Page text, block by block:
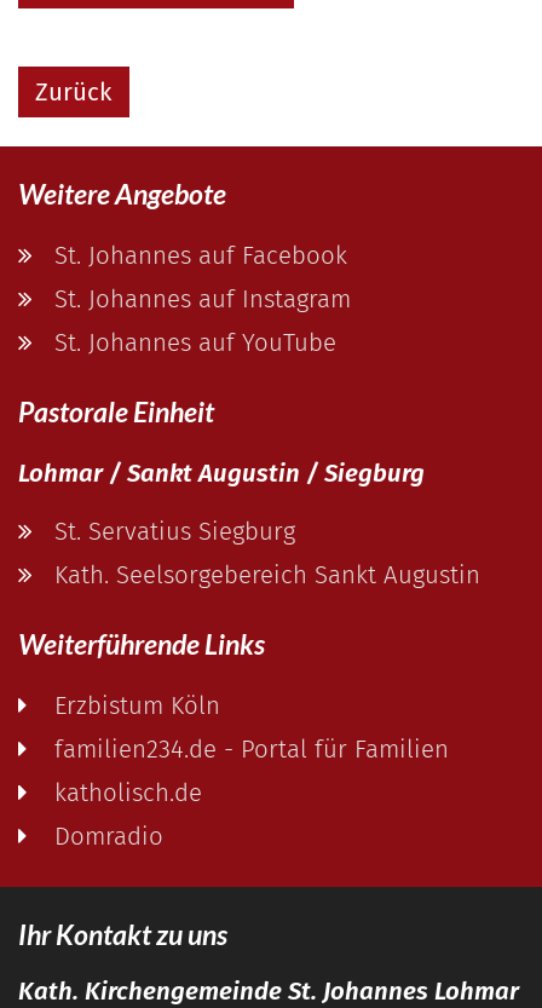
Zurück
Weitere Angebote
St. Johannes auf Facebook
St. Johannes auf Instagram
St. Johannes auf YouTube
Pastorale Einheit
Lohmar / Sankt Augustin / Siegburg
St. Servatius Siegburg
Kath. Seelsorgebereich Sankt Augustin
Weiterführende Links
Erzbistum Köln
familien234.de - Portal für Familien
katholisch.de
Domradio
Ihr Kontakt zu uns
Kath. Kirchengemeinde St. Johannes Lohmar